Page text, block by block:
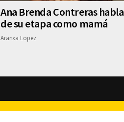
Ana Brenda Contreras habla
de su etapa como mamá
Aranxa Lopez